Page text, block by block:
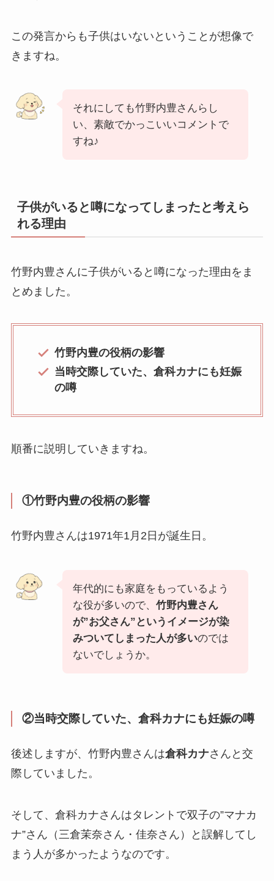
この発言からも子供はいないということが想像で
きますね。
それにしても竹野内豊さんらし
い、素敵でかっこいいコメントで
すね♪
子供がいると噂になってしまったと考えら
れる理由
竹野内豊さんに子供がいると噂になった理由をま
とめました。
竹野内豊の役柄の影響
当時交際していた、倉科カナにも妊娠
の噂
順番に説明していきますね。
①竹野内豊の役柄の影響
竹野内豊さんは1971年1月2日が誕生日。
年代的にも家庭をもっているよう
な役が多いので、 竹野内豊さん
が”お父さん”というイメージが染
みついてしまった人が多いのでは
ないでしょうか。
②当時交際していた、倉科カナにも妊娠の噂
後述しますが、竹野内豊さんは倉科カナさんと交
際していました。
そして、倉科カナさんはタレントで双子の”マナカ
ナ”さん（三倉茉奈さん・佳奈さん）と誤解してし
まう人が多かったようなのです。